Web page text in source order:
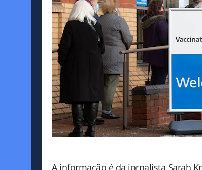
A informação é da jornalista Sarah